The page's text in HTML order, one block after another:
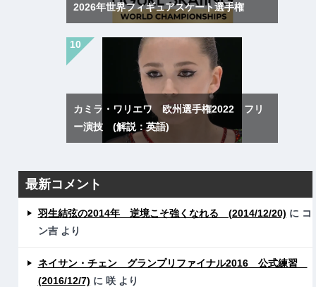
2026年世界フィギュアスケート選手権
カミラ・ワリエワ 欧州選手権2022 フリ
ー演技 (解説：英語)
最新コメント
羽生結弦の2014年 逆境こそ強くなれる (2014/12/20) に コ
ン吉より
ネイサン・チェン グランプリファイナル2016 公式練習
(2016/12/7) に 咲より